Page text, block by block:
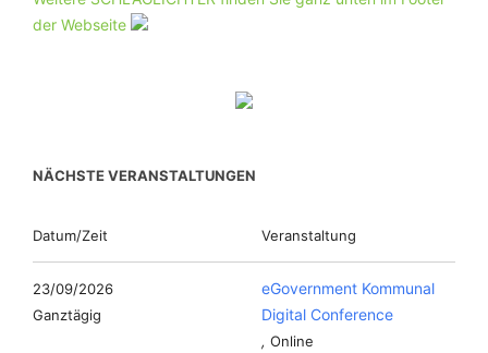
der Webseite
NÄCHSTE VERANSTALTUNGEN
Datum/Zeit Veranstaltung
23/09/2026
Ganztägig
eGovernment Kommunal
Digital Conference
, Online